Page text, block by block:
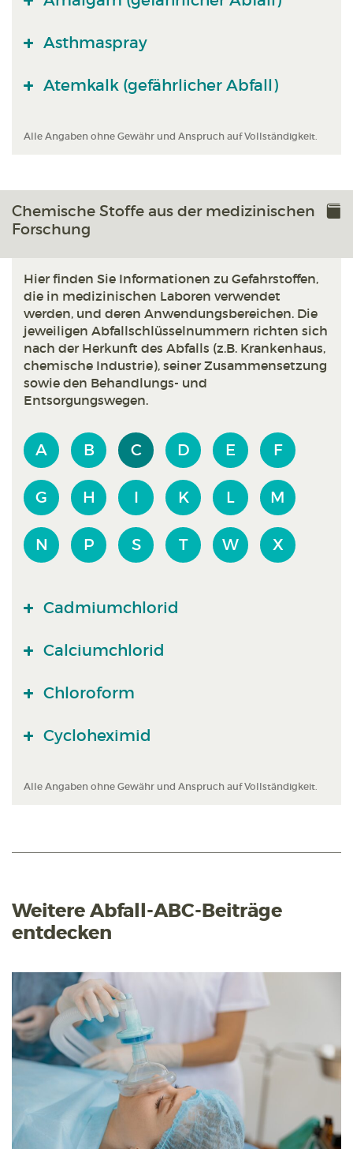
Asthmaspray
Atemkalk (gefährlicher Abfall)
Alle Angaben ohne Gewähr und Anspruch auf Vollständigkeit.
Chemische Stoffe aus der medizinischen
Forschung
Hier finden Sie Informationen zu Gefahrstoffen,
die in medizinischen Laboren verwendet
werden, und deren Anwendungsbereichen. Die
jeweiligen Abfallschlüsselnummern richten sich
nach der Herkunft des Abfalls (z.B. Krankenhaus,
chemische Industrie), seiner Zusammensetzung
sowie den Behandlungs- und
Entsorgungswegen.
A B C D E F
G H I K L M
N P S T W X
Cadmiumchlorid
Calciumchlorid
Chloroform
Cycloheximid
Alle Angaben ohne Gewähr und Anspruch auf Vollständigkeit.
Weitere Abfall-ABC-Beiträge
entdecken